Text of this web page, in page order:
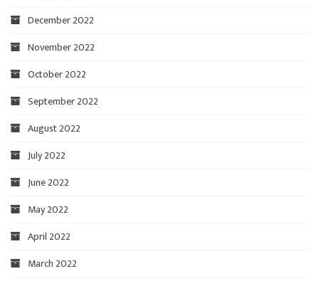
December 2022
November 2022
October 2022
September 2022
August 2022
July 2022
June 2022
May 2022
April 2022
March 2022